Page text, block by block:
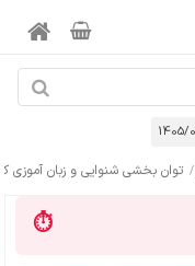
توان بخشی شنوایی و زبان آموزی کودکان زیر 7 سال